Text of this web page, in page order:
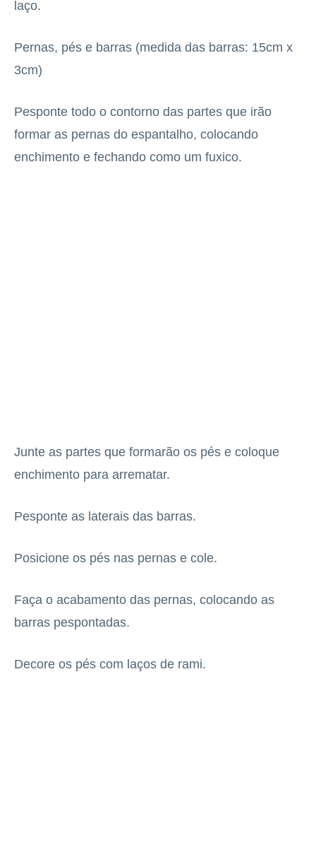
laço.
Pernas, pés e barras (medida das barras: 15cm x
3cm)
Pesponte todo o contorno das partes que irão
formar as pernas do espantalho, colocando
enchimento e fechando como um fuxico.
Junte as partes que formarão os pés e coloque
enchimento para arrematar.
Pesponte as laterais das barras.
Posicione os pés nas pernas e cole.
Faça o acabamento das pernas, colocando as
barras pespontadas.
Decore os pés com laços de rami.